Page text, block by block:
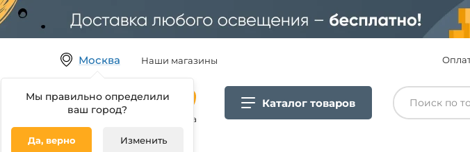
Москва
Мы правильно определили
ваш город?
Да, верно Изменить
Наши магазины
Гипермаркет товаров для дома
Каталог товаров